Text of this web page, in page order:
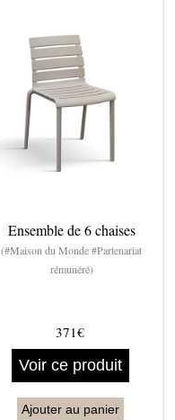
Ensemble de 6 chaises
(#Maison du Monde #Partenariat
rémunéré)
371€
Voir ce produit
Ajouter au panier